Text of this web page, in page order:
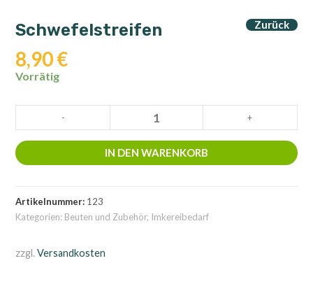
Zurück
Schwefelstreifen
8,90€
Vorrätig
Menge
- +
IN DEN WARENKORB
Artikelnummer: 123
Kategorien: Beuten und Zubehör, Imkereibedarf
zzgl.Versandkosten